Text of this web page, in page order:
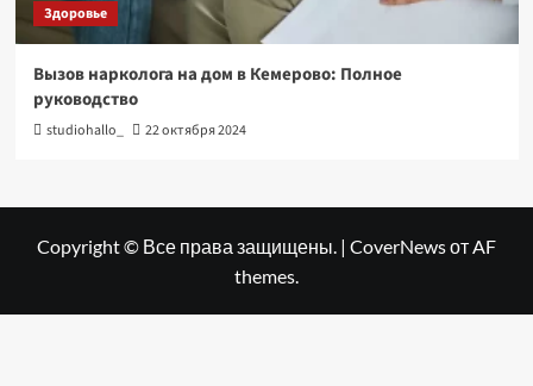
Здоровье
Вызов нарколога на дом в Кемерово: Полное
руководство
studiohallo_ 22 октября 2024
Copyright © Все права защищены. | CoverNewsот AF
themes.